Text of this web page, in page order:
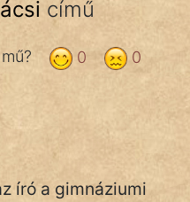
című
0
0
író a gimnáziumi